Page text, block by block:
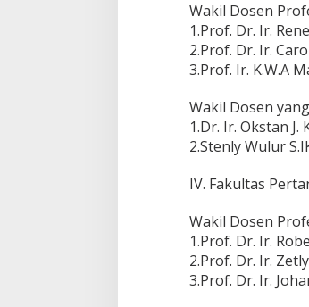
Wakil Dosen
1.Prof. Dr. Ir.
2.Prof. Dr. Ir.
3.Prof. Ir. K.W.A
Wakil Dosen
1.Dr. Ir. Okstan J.
2.Stenly Wulur
IV. Fakultas
Wakil Dosen
1.Prof. Dr. Ir.
2.Prof. Dr. Ir.
3.Prof. Dr. Ir.